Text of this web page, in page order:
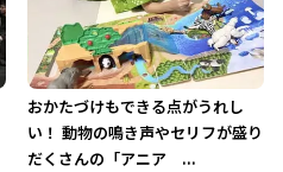
おかたづけもできる点がうれし
い！ 動物の鳴き声やセリフが盛り
だくさんの「アニア ...